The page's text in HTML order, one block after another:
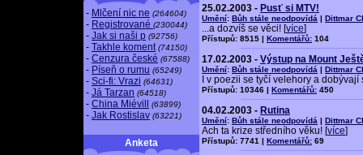
- Mlčení nic ne (264604)
- Registrované (230044)
- Jak si naši p (92756)
- Takhle koment (74150)
- Cenzura české (67588)
- Píseň o rumu (65249)
- Sci-fi: Vrazi (64631)
- Já Tarzan (64518)
- China Miévill (63899)
- Jak Rostislav (63221)
Anketa
25.02.2003 - Pusť si MTV!
Umění: Bůh stále neodpovídá | Dittmar
...a dozvíš se věci! [více]
Přístupů: 8515 | Komentářů: 104
17.02.2003 - Výstup na Mount
Umění: Bůh stále neodpovídá | Dittmar
I v poezii se tyčí velehory a dobývají
Přístupů: 10346 | Komentářů: 450
04.02.2003 - Rutina
Umění: Bůh stále neodpovídá | Dittmar
Ach ta krize středního věku! [více]
Přístupů: 7741 | Komentářů: 69